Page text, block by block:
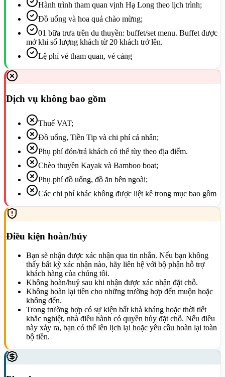
Hành trình tham quan vịnh Hạ Long theo lịch trình;
Đồ uống và hoa quả chào mừng;
01 bữa trưa trên du thuyền: buffet/set menu. Buffet được
mở khi số lượng khách từ 20 khách trở lên.
Lệ phí vé tham quan, vé cảng
Dịch vụ không bao gồm
Thuế VAT;
Đồ uống, Tiền Tip và chi phí cá nhân;
Phụ phí đón/trả khách có thể tùy theo địa điểm.
Chèo thuyền Kayak và Bamboo boat;
Phụ phí đồ uống, đồ ăn bên ngoài;
Các chi phí khác không được liệt kê trong mục bao gồm
Điều kiện hoàn/hủy
Bạn sẽ nhận được xác nhận qua tin nhắn. Nếu bạn không
thấy bất kỳ xác nhận nào, hãy liên hệ với bộ phận hỗ trợ
khách hàng của chúng tôi.
Không hoàn/huỷ sau khi nhận được xác nhận đặt chỗ.
Không hoàn lại tiền cho những trường hợp đến muộn hoặc
không đến.
Trong trường hợp có sự kiện bất khả kháng hoặc thời tiết
khắc nghiệt, nhà điều hành có quyền hủy đặt chỗ. Nếu điều
này xảy ra, bạn có thể lên lịch lại hoặc yêu cầu hoàn lại toàn
bộ tiền.